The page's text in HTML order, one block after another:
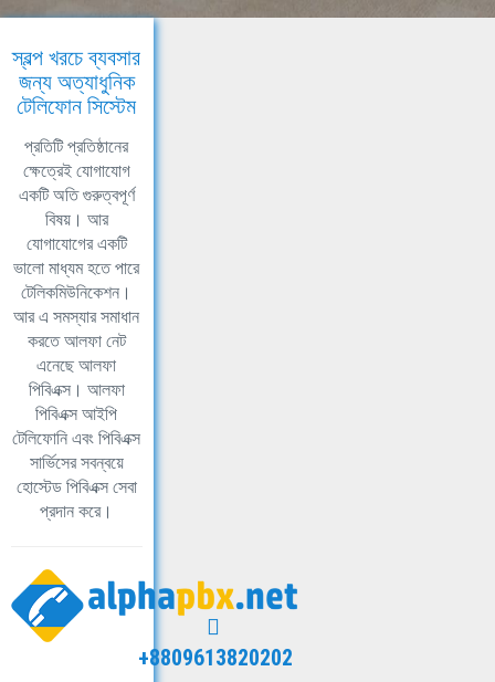
স্বল্প খরচে ব্যবসার
জন্য অত্যাধুনিক
টেলিফোন সিস্টেম
প্রতিটি প্রতিষ্ঠানের
ক্ষেত্রেই যোগাযোগ
একটি অতি গুরুত্বপূর্ণ
বিষয়। আর
যোগাযোগের একটি
ভালো মাধ্যম হতে পারে
টেলিকমিউনিকেশন।
আর এ সমস্যার সমাধান
করতে আলফা নেট
এনেছে আলফা
পিবিএক্স। আলফা
পিবিএক্স আইপি
টেলিফোনি এবং পিবিএক্স
সার্ভিসের সবন্বয়ে
হোস্টেড পিবিএক্স সেবা
প্রদান করে।
+8809613820202